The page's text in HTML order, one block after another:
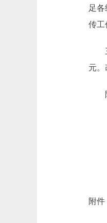
足
传工
三
元。
附
附件